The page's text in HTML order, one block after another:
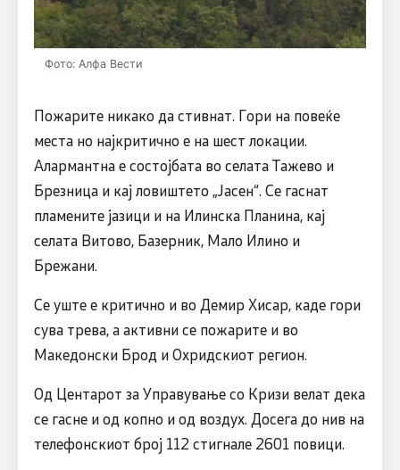
Фото: Алфа Вести
Пожарите никако да стивнат. Гори на повеќе
места но најкритично е на шест локации.
Алармантна е состојбата во селата Тажево и
Брезница и кај ловиштето „Јасен“. Се гаснат
пламените јазици и на Илинска Планина, кај
селата Витово, Базерник, Мало Илино и
Брежани.
Се уште е критично и во Демир Хисар, каде гори
сува трева, а активни се пожарите и во
Македонски Брод и Охридскиот регион.
Од Центарот за Управување со Кризи велат дека
се гасне и од копно и од воздух. Досега до нив на
телефонскиот број 112 стигнале 2601 повици.